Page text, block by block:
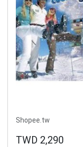
Shopee.tw
TWD 2,290